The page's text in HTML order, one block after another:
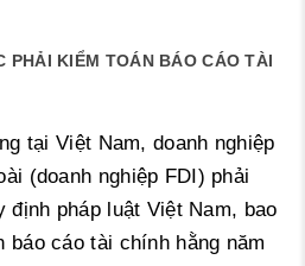
PHẢI KIỂM TOÁN BÁO CÁO TÀI
tại Việt Nam, doanh nghiệp
(doanh nghiệp FDI) phải
định pháp luật Việt Nam, bao
báo cáo tài chính hằng năm